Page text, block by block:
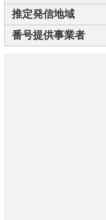
推定発信地域
番号提供事業者